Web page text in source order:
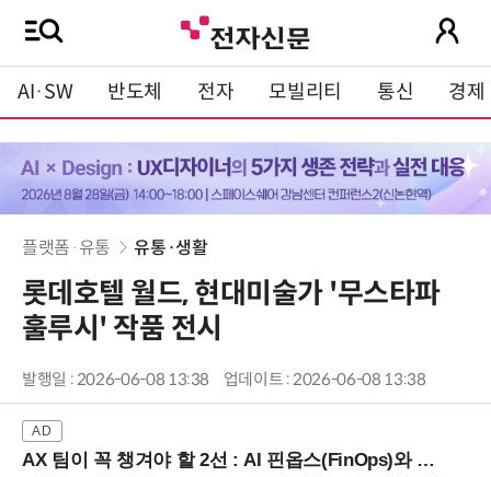
AI·SW 반도체 전자 모빌리티 통신 경제
플랫폼·유통 유통·생활
롯데호텔 월드, 현대미술가 '무스타파
훌루시' 작품 전시
발행일 : 2026-06-08 13:38 업데이트 : 2026-06-08 13:38
AX 팀이 꼭 챙겨야 할 2선 : AI 핀옵스(FinOps)와 토큰 거버넌스 (8/21 잠실역)